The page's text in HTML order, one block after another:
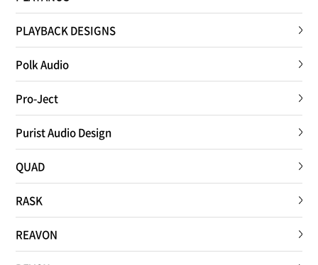
PLAYBACK DESIGNS
Polk Audio
Pro-Ject
Purist Audio Design
QUAD
RASK
REAVON